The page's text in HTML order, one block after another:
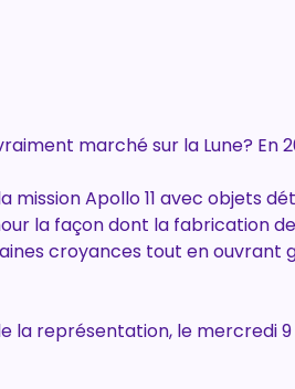
marché sur la Lune? En
Apollo 11 avec objets
la façon dont la fabrication
croyances tout en ouvrant
la représentation, le mercredi 9